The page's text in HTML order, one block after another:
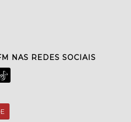
NAS REDES SOCIAIS